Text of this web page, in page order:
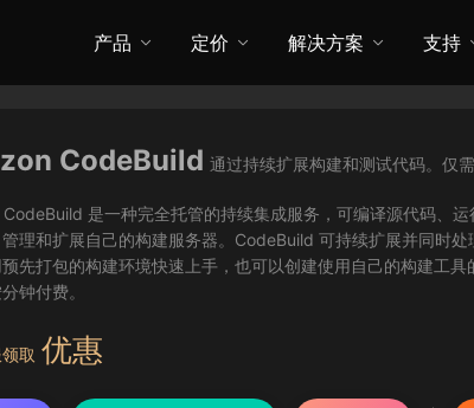
产品 定价 解决方案 支持
CodeBuild 通过持续扩展构建和测试代码。仅
是一种完全托管的持续集成服务，可编译源代码、
理和扩展自己的构建服务器。CodeBuild 可持续扩展并同时
先打包的构建环境快速上手，也可以创建使用自己的构建工
钟付费。
取 优惠